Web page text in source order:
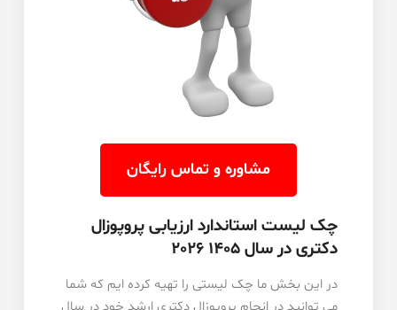
مشاوره و تماس رایگان
چک لیست استاندارد ارزیابی پروپوزال
دکتری در سال 1405 2026
در این بخش ما چک لیستی را تهیه کرده ایم که شما